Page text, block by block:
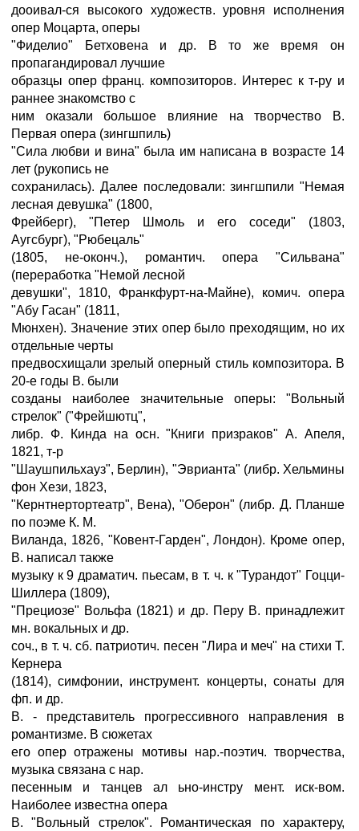
дооивал-ся высокого художеств. уровня исполнения
опер Моцарта, оперы
"Фиделио" Бетховена и др. В то же время он
пропагандировал лучшие
образцы опер франц. композиторов. Интерес к т-ру и
раннее знакомство с
ним оказали большое влияние на творчество В.
Первая опера (зингшпиль)
"Сила любви и вина" была им написана в возрасте 14
лет (рукопись не
сохранилась). Далее последовали: зингшпили "Немая
лесная девушка" (1800,
Фрейберг), "Петер Шмоль и его соседи" (1803,
Аугсбург), "Рюбецаль"
(1805, не-оконч.), романтич. опера "Сильвана"
(переработка "Немой лесной
девушки", 1810, Франкфурт-на-Майне), комич. опера
"Абу Гасан" (1811,
Мюнхен). Значение этих опер было преходящим, но их
отдельные черты
предвосхищали зрелый оперный стиль композитора. В
20-е годы В. были
созданы наиболее значительные оперы: "Вольный
стрелок" ("Фрейшютц",
либр. Ф. Кинда на осн. "Книги призраков" А. Апеля,
1821, т-р
"Шаушпильхауз", Берлин), "Эврианта" (либр. Хельмины
фон Хези, 1823,
"Кернтнертортеатр", Вена), "Оберон" (либр. Д. Планше
по поэме К. М.
Виланда, 1826, "Ковент-Гарден", Лондон). Кроме опер,
В. написал также
музыку к 9 драматич. пьесам, в т. ч. к "Турандот" Гоцци-
Шиллера (1809),
"Прециозе" Вольфа (1821) и др. Перу В. принадлежит
мн. вокальных и др.
соч., в т. ч. сб. патриотич. песен "Лира и меч" на стихи Т.
Кернера
(1814), симфонии, инструмент. концерты, сонаты для
фп. и др.
В. - представитель прогрессивного направления в
романтизме. В сюжетах
его опер отражены мотивы нар.-поэтич. творчества,
музыка связана с нар.
песенным и танцев ал ьно-инстру мент. иск-вом.
Наиболее известна опера
В. "Вольный стрелок". Романтическая по характеру,